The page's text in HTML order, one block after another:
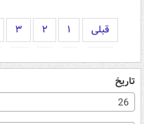
قبلی ۱ ۲ ۳
تاریخ
26